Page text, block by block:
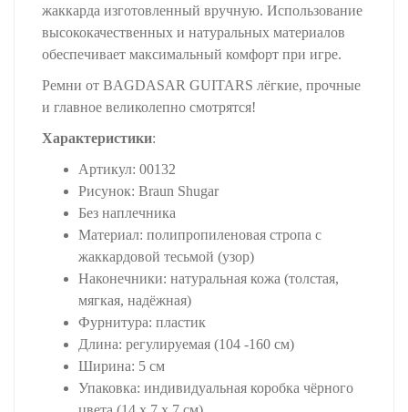
жаккарда изготовленный вручную. Использование
высококачественных и натуральных материалов
обеспечивает максимальный комфорт при игре.
Ремни от BAGDASAR GUITARS лёгкие, прочные
и главное великолепно смотрятся!
Характеристики:
Артикул: 00132
Рисунок: Braun Shugar
Без наплечника
Материал: полипропиленовая стропа с
жаккардовой тесьмой (узор)
Наконечники: натуральная кожа (толстая,
мягкая, надёжная)
Фурнитура: пластик
Длина: регулируемая (104 -160 см)
Ширина: 5 см
Упаковка: индивидуальная коробка чёрного